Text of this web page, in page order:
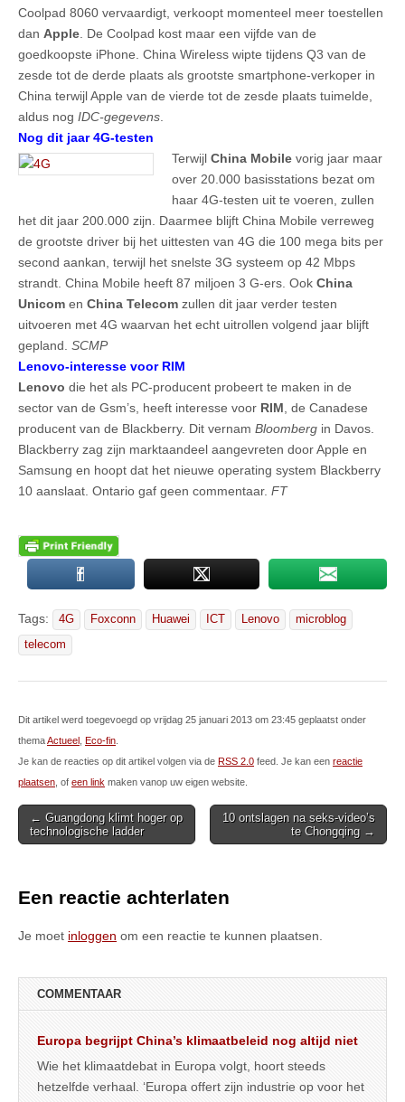
Coolpad 8060 vervaardigt, verkoopt momenteel meer toestellen
dan Apple . De Coolpad kost maar een vijfde van de
goedkoopste iPhone. China Wireless wipte tijdens Q3 van de
zesde tot de derde plaats als grootste smartphone-verkoper in
China terwijl Apple van de vierde tot de zesde plaats tuimelde,
aldus nog IDC-gegevens
Nog dit jaar 4G-testen
Terwijl China Mobile vorig jaar maar
over 20.000 basisstations bezat om
haar 4G-testen uit te voeren, zullen
het dit jaar 200.000 zijn. Daarmee blijft China Mobile verreweg
de grootste driver bij het uittesten van 4G die 100 mega bits per
second aankan, terwijl het snelste 3G systeem op 42 Mbps
strandt. China Mobile heeft 87 miljoen 3 G-ers. Ook China
Unicom en China Telecom zullen dit jaar verder testen
uitvoeren met 4G waarvan het echt uitrollen volgend jaar blijft
gepland. SCMP
Lenovo-interesse voor RIM
Lenovo die het als PC-producent probeert te maken in de
sector van de Gsm’s, heeft interesse voor RIM , de Canadese
producent van de Blackberry. Dit vernam Bloomberg in Davos.
Blackberry zag zijn marktaandeel aangevreten door Apple en
Samsung en hoopt dat het nieuwe operating system Blackberry
10 aanslaat. Ontario gaf geen commentaar. FT
Tags: 4G Foxconn Huawei ICT Lenovo
microblog
telecom
Dit artikel werd toegevoegd op vrijdag 25 januari 2013 om 23:45 geplaatst onder
themaActueel Eco-fin
Je kan de reacties op dit artikel volgen via de RSS 2.0 feed. Je kan een reactie
plaatsen , of een link maken vanop uw eigen website.
Post
navigation
← Guangdong klimt hoger op
technologische ladder
10 ontslagen na seks-video’s
te Chongqing →
Een reactie achterlaten
Je moet inloggen om een reactie te kunnen plaatsen.
COMMENTAAR
Europa begrijpt China’s klimaatbeleid nog altijd niet
Wie het klimaatdebat in Europa volgt, hoort steeds
hetzelfde verhaal. ‘Europa offert zijn industrie op voor het